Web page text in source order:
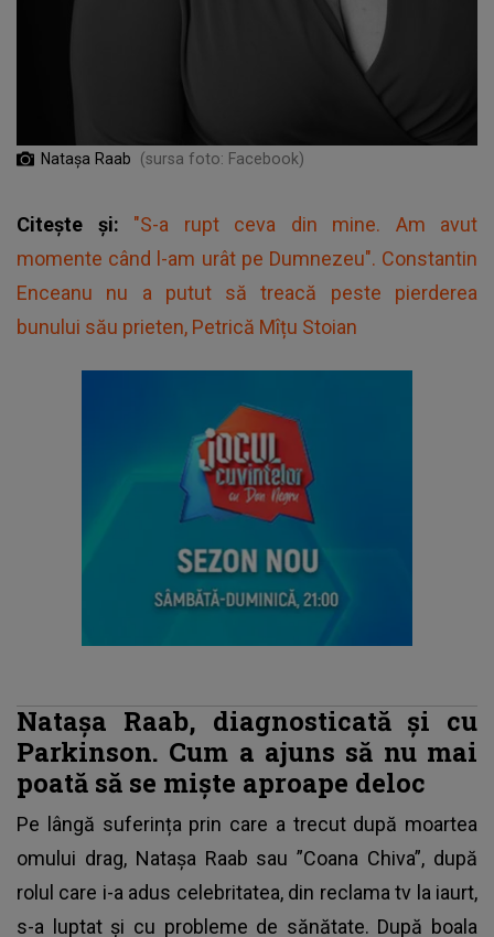
Natașa Raab (sursa foto: Facebook)
Citește și: "S-a rupt ceva din mine. Am avut
momente când l-am urât pe Dumnezeu". Constantin
Enceanu nu a putut să treacă peste pierderea
bunului său prieten, Petrică Mîțu Stoian
Natașa Raab, diagnosticată și cu
Parkinson. Cum a ajuns să nu mai
poată să se miște aproape deloc
Pe lângă suferința prin care a trecut după moartea
omului drag, Natașa Raab sau ”Coana Chiva”, după
rolul care i-a adus celebritatea, din reclama tv la iaurt,
s-a luptat și cu probleme de sănătate. După boala